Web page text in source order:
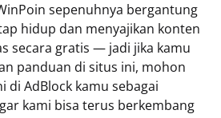
sepenuhnya bergantung
hidup dan menyajikan konten
secara gratis — jadi jika kamu
panduan di situs ini, mohon
di AdBlock kamu sebagai
kami bisa terus berkembang